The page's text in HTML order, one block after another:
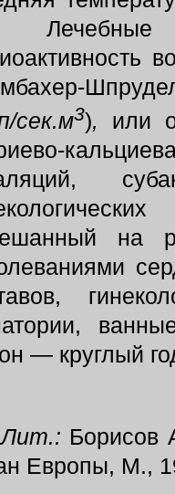
Лечебные
сек.м3),
или
на
— круглый
Лит.: Борисов
Европы, М.,